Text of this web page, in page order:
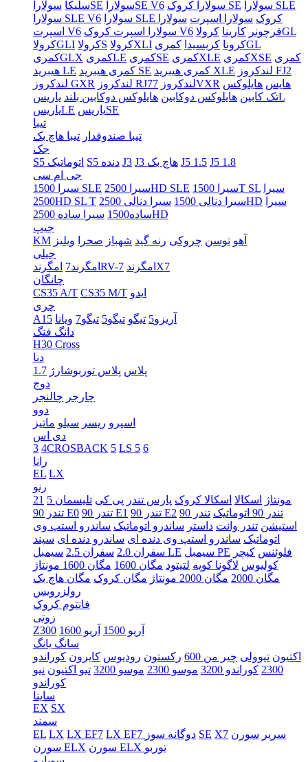
سلیکاسولاراSE سولاراSE V6 سولارا کروک SE
سولارا SLE
سولارا SLE V6
سولارا SLE کروک سولارا اسپرت سولارا
اسپرت V6
سولارا اسپرت کروک V6 فرچونر کارینا
کرولاGL
کرولاGLI
کرولاS کرولاXLI کرونا کریسیدا
کمریGL
کمریGLX
کمریLE کمریSE کمریXLE کمریXSE کمری
هیبرید LE
کمری هیبرید SE کمری هیبرید XLE
لندکروز FJ2
لندکروز GXR
لندکروز RJ77 لندکروزVXR هایس هایلوکس
تک کابین هایلوکس دوکابین هایلوکس دوکابین بلند
یاریسL
یاریسLE
یاریسSE
تیبا
تیبا صندوقدار تیبا هاچ بک
جک
S5 اتوماتیک
S5 دنده J3 J3 هاچ بک J5 1.5 J5 1.8
جی ام سی
سیرا 1500 SLE
سیرا 2500HD SLE سیرا 1500T SL
سیرا
2500HD SL T
سیرا دنالی 1500سیرا دنالی 2500HD
سیرا
ساده1500سیرا ساده 2500HD
جیپ
KM
آهو توسن چروکی رنه گید شهباز صحرا
ویلیز
جیلی
امگرند7 امگرندRV-7
امگرندX7
چانگان
CS35 A/T CS35 M/T ایدو
چری
A15
آریزو5 تیگو تیگو5 تیگو7
ویانا
دانگ فنگ
H30 Cross
دنا
پلاس پلاس توربوشارژ 1.7
دوج
چارجر چالنجر
دوو
اسپرو ریسر سیلو ماتیز
دی اس
3 4CROSBACK 5 LS 5 6
رانا
EL LX
رنو
21
5 مونتاژ اسکالا اسکالا کروک پارس تندر پی کی تلیسمان
تندر 90 E0
تندر 90 E1 تندر 90 E2 تندر 90 اتوماتیک
تندر 90
استیشن تندر وانت داستر ساندرو اتوماتیک ساندرو استپ وی
اتوماتیک ساندرو استپ وی دنده ای ساندرو دنده ای سپند
سفران 2.0
سفران 2.5 سیمبل LE سیمبل PE فلوئنس کپچر
کولیوس لاگونا کوپه لتیتود مگان 1600
مگان 1600 مونتاژ
مگان 2000
مگان 2000 مونتاژ مگان کروک مگان هاچ بک
رولزرویس
فانتوم کروک
زوتی
Z300
آریو 1500
آریو 1600
سانگ یانگ
اکتیون تیوولی چیر من 600 رکستون رودیوس کایرون کوراندو
2300 کوراندو 3200 موسو 2300 موسو 3200 تیو اکتیون نیو
کوراندو
ساینا
EX SX
سمند
EL LX LX EF7 LX EF7 دوگانه سوز SE X7 سریر سورن
سورن ELX
سورن ELX توربو